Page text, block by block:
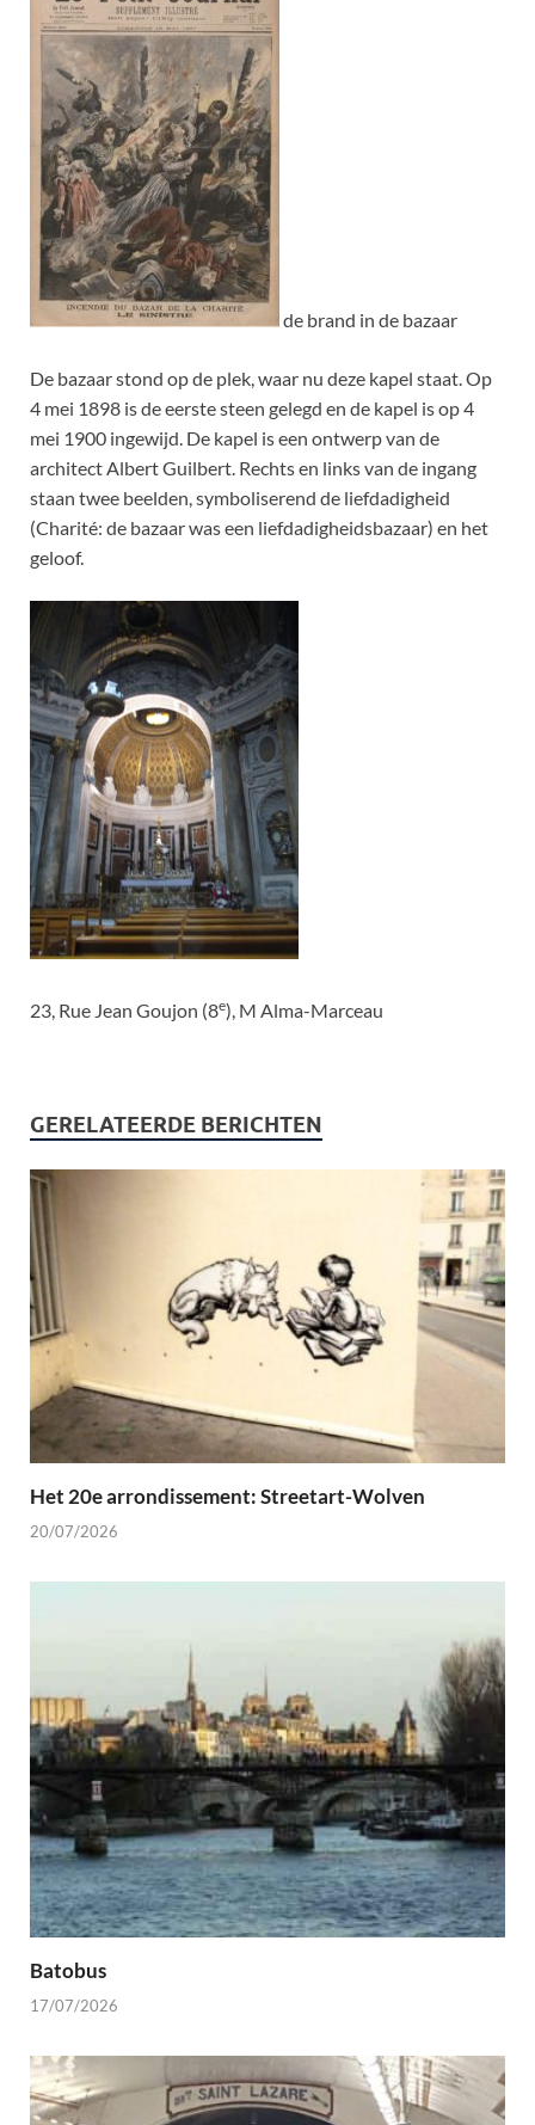
de brand in de bazaar
De bazaar stond op de plek, waar nu deze kapel staat. Op
4 mei 1898 is de eerste steen gelegd en de kapel is op 4
mei 1900 ingewijd. De kapel is een ontwerp van de
architect Albert Guilbert. Rechts en links van de ingang
staan twee beelden, symboliserend de liefdadigheid
(Charité: de bazaar was een liefdadigheidsbazaar) en het
geloof.
23, Rue Jean Goujon (8e), M Alma-Marceau
GERELATEERDE BERICHTEN
Het 20e arrondissement: Streetart-Wolven
20/07/2026
Batobus
17/07/2026